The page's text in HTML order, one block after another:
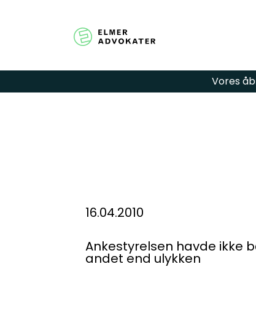
Vores
Har du
16.04.2010
Ankestyrelsen havde ikke
andet end ulykken